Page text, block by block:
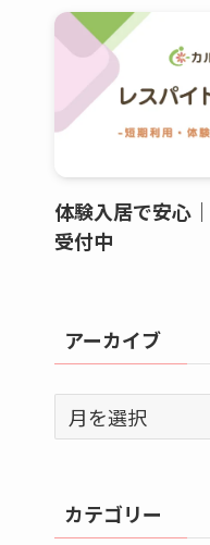
体験入居で安心
受付中
アーカイブ
ア
ー
イ
ブ
カテゴリー